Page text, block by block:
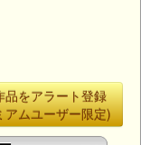
品をアラート登録
アムユーザー限定)